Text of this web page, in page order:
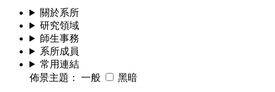
關於系所
研究領域
師生事務
系所成員
常用連結
佈景主題：
一般 黑暗